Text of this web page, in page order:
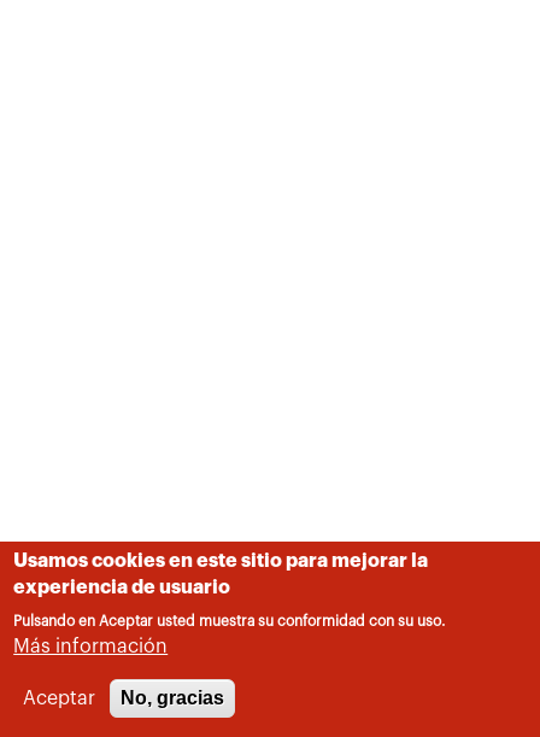
Usamos cookies en este sitio para mejorar la
experiencia de usuario
Pulsando en Aceptar usted muestra su conformidad con su uso.
Más información
Aceptar No, gracias